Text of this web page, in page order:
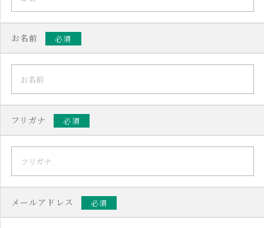
お名前 必須
フリガナ 必須
メールアドレス 必須